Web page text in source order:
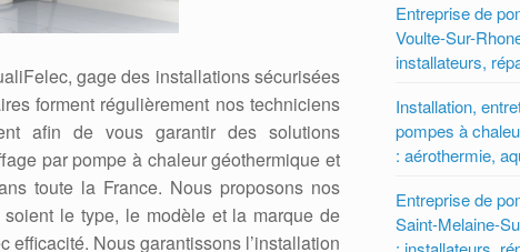
gage des installations sécurisées
forment régulièrement nos techniciens
afin de vous garantir des solutions
par pompe à chaleur géothermique et
toute la France. Nous proposons nos
le type, le modèle et la marque de
efficacité. Nous garantissons l’installation
Entreprise de
Voulte-Sur-
installateurs,
Installation,
pompes à
: aérothermie,
Entreprise de
Saint-Melaine-